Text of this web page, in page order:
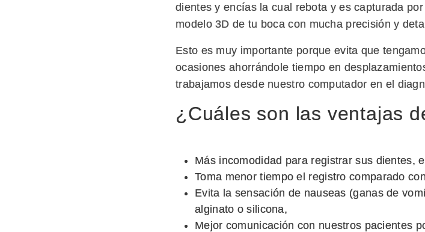
dientes y encías la cual rebota y es capturada
modelo 3D de tu boca con mucha precisión y
Esto es muy importante porque evita que
ocasiones ahorrándole tiempo en
trabajamos desde nuestro computador en el
¿Cuáles son las ventajas
Más incomodidad para registrar sus dientes,
Toma menor tiempo el registro comparado
Evita la sensación de nauseas (ganas de
alginato o silicona,
Mejor comunicación con nuestros pacientes